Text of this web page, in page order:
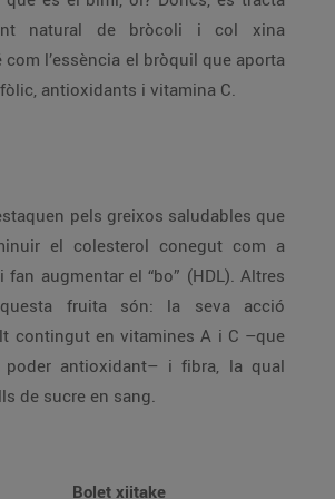
natural de bròcoli i col xina
l’essència el bròquil que aporta
antioxidants i vitamina C.
pels greixos saludables que
el colesterol conegut com a
fan augmentar el “bo” (HDL). Altres
fruita són: la seva acció
contingut en vitamines A i C –que
antioxidant– i fibra, la qual
de sucre en sang.
Bolet xiitake